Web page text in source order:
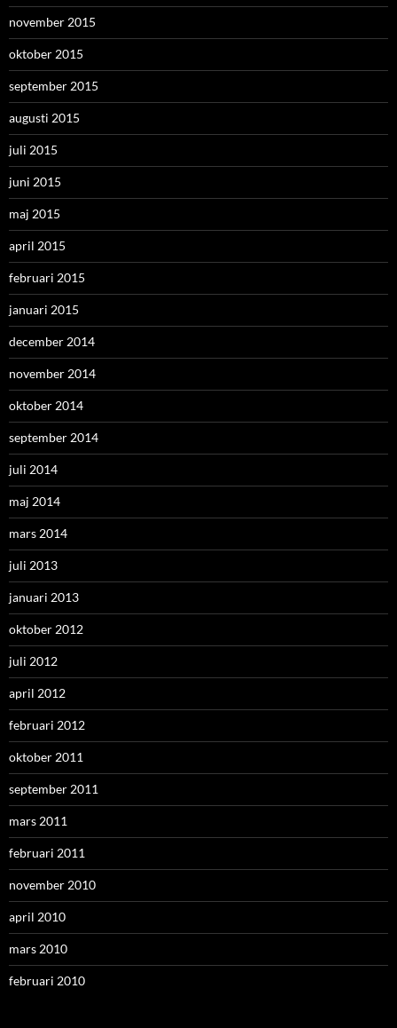
november 2015
oktober 2015
september 2015
augusti 2015
juli 2015
juni 2015
maj 2015
april 2015
februari 2015
januari 2015
december 2014
november 2014
oktober 2014
september 2014
juli 2014
maj 2014
mars 2014
juli 2013
januari 2013
oktober 2012
juli 2012
april 2012
februari 2012
oktober 2011
september 2011
mars 2011
februari 2011
november 2010
april 2010
mars 2010
februari 2010